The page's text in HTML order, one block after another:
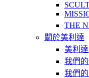
THE
關於美利達
美利
我們
我們的